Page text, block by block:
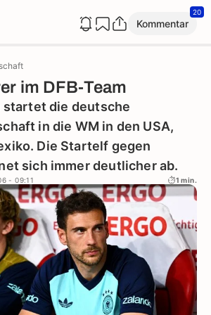
Kommentar
20
im DFB-Team
startet die deutsche
in die WM in den USA,
Die Startelf gegen
sich immer deutlicher ab.
- 09:11 1 min.